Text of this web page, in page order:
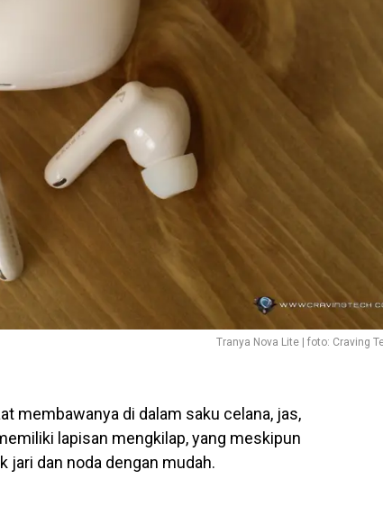
Tranya Nova Lite | foto: Craving
membawanya di dalam saku celana, jas,
lapisan mengkilap, yang meskipun
jari dan noda dengan mudah.